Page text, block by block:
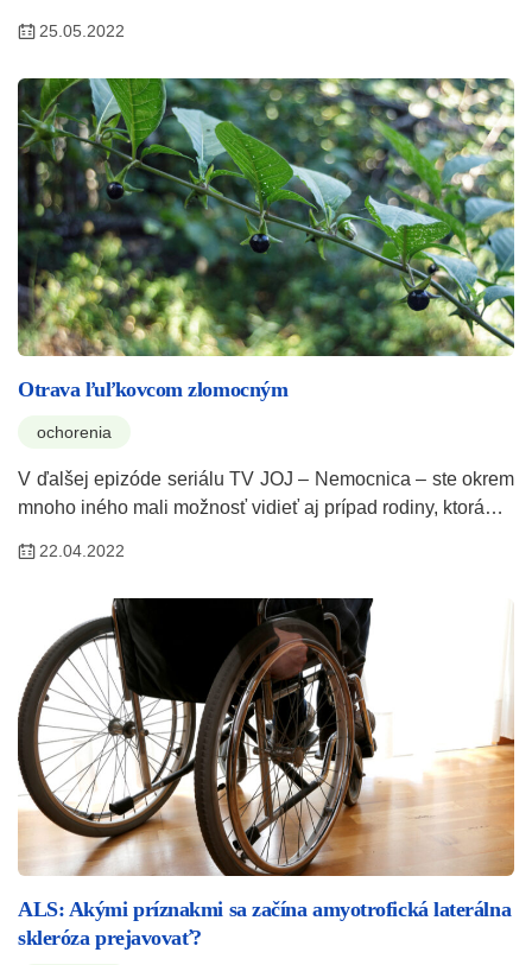
25.05.2022
Otrava ľuľkovcom zlomocným
ochorenia
V ďalšej epizóde seriálu TV JOJ – Nemocnica – ste okrem
mnoho iného mali možnosť vidieť aj prípad rodiny, ktorá…
22.04.2022
ALS: Akými príznakmi sa začína amyotrofická laterálna
skleróza prejavovať?